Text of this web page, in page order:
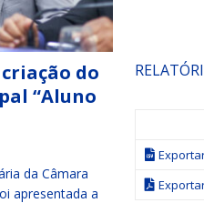
do
“Aluno
da Câmara
apresentada a